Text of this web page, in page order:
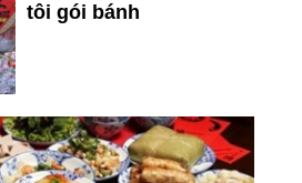
tôi gói bánh